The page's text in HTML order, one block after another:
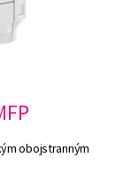
obojstranným